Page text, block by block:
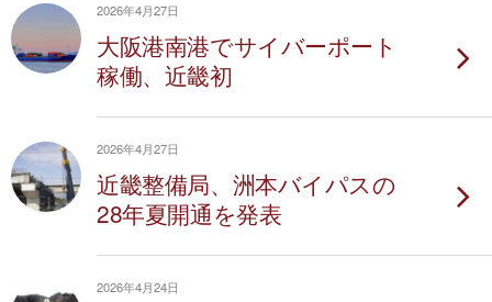
2026年4月27日
大阪港南港でサイバーポート
稼働、近畿初
2026年4月27日
近畿整備局、洲本バイパスの
28年夏開通を発表
2026年4月24日